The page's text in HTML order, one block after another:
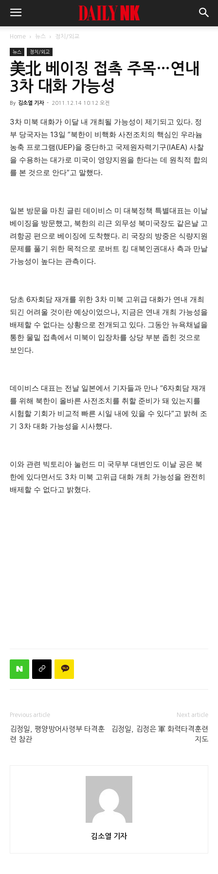
Home 뉴스 정치/외교
뉴스 정치/외교
美北 베이징 접촉 주목…연내
3차 대화 가능성
By 김소열 기자 - 2011.12.14 10:12 오전
3차 미북 대화가 이달 내 개최될 가능성이 제기되고 있다. 정
부 당국자는 13일 “북한이 비핵화 사전조치의 핵심인 우라늄
농축 프로그램(UEP)을 중단하고 국제원자력기구(IAEA) 사찰
을 수용하는 대가로 미국이 영양지원을 한다는 데 원칙적 합의
를 본 것으로 안다”고 말했다.
일본 방문을 마친 글린 데이비스 미 대북정책 특별대표는 이날
베이징을 방문했고, 북한의 리근 외무성 북미국장도 같은날 고
려항공 편으로 베이징에 도착했다. 리 국장의 방중은 식량지원
문제를 풀기 위한 목적으로 로버트 킹 대북인권대사 측과 만날
가능성이 높다는 관측이다.
당초 6자회담 재개를 위한 3차 미북 고위급 대화가 연내 개최
되긴 어려울 것이란 예상이었으나, 지금은 연내 개최 가능성을
배제할 수 없다는 상황으로 전개되고 있다. 그동안 뉴욕채널을
통한 물밑 접촉에서 미북이 입장차를 상당 부분 좁힌 것으로
보인다.
데이비스 대표는 전날 일본에서 기자들과 만나 “6자회담 재개
를 위해 북한이 올바른 사전조치를 취할 준비가 돼 있는지를
시험할 기회가 비교적 빠른 시일 내에 있을 수 있다”고 밝혀 조
기 3차 대화 가능성을 시사했다.
이와 관련 빅토리아 눌런드 미 국무부 대변인도 이날 공은 북
한에 있다면서도 3차 미북 고위급 대화 개최 가능성을 완전히
배제할 수 없다고 밝혔다.
Previous article
김정일, 평양방어사령부 타격훈
련 참관
Next article
김정일, 김정은 軍 화력타격훈련
지도
김소열 기자